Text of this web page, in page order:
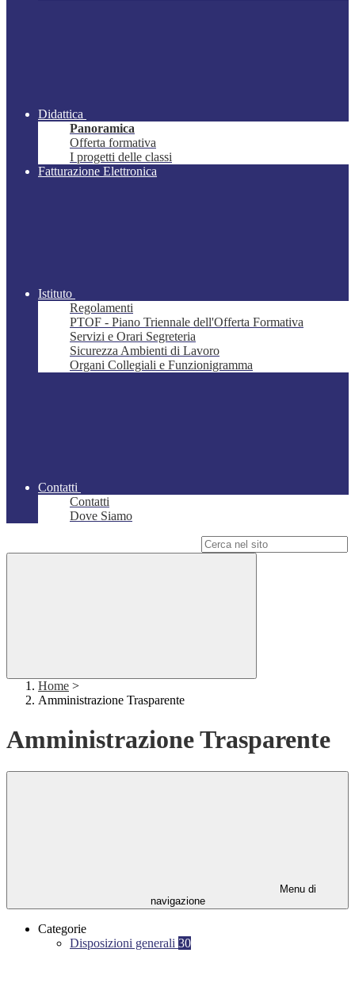
Didattica
Panoramica
Offerta formativa
I progetti delle classi
Fatturazione Elettronica
Istituto
Regolamenti
PTOF - Piano Triennale dell'Offerta Formativa
Servizi e Orari Segreteria
Sicurezza Ambienti di Lavoro
Organi Collegiali e Funzionigramma
Contatti
Contatti
Dove Siamo
Home >
Amministrazione Trasparente
Amministrazione Trasparente
Menu di
navigazione
Categorie
Disposizioni generali 30